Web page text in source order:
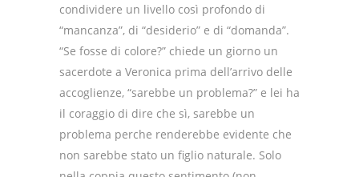
condividere un livello così profondo di
“mancanza”, di “desiderio” e di “domanda”.
“Se fosse di colore?” chiede un giorno un
sacerdote a Veronica prima dell’arrivo delle
accoglienze, “sarebbe un problema?” e lei ha
il coraggio di dire che sì, sarebbe un
problema perche renderebbe evidente che
non sarebbe stato un figlio naturale. Solo